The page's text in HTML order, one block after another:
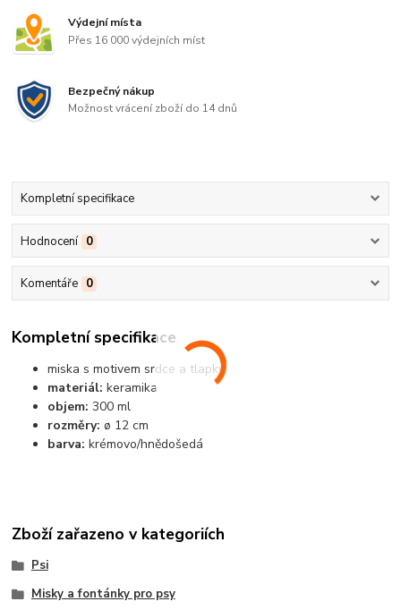
Výdejní místa
Přes 16 000 výdejních míst
Bezpečný nákup
Možnost vrácení zboží do 14 dnů
Kompletní specifikace
Hodnocení 0
Komentáře 0
Kompletní specifikace
miska s motivem srdce a tlapky
materiál: keramika
objem: 300 ml
rozměry: ø 12 cm
barva: krémovo/hnědošedá
Zboží zařazeno v kategoriích
Psi
Misky a fontánky pro psy